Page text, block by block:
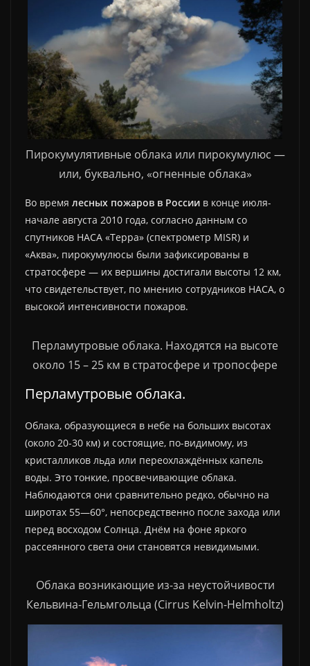
Пирокумулятивные облака или пирокумулюс —
или, буквально, «огненные облака»
Во время лесных пожаров в России в конце июля-
начале августа 2010 года, согласно данным со
спутников НАСА «Терра» (спектрометр MISR) и
«Аква», пирокумулюсы были зафиксированы в
стратосфере — их вершины достигали высоты 12 км,
что свидетельствует, по мнению сотрудников НАСА, о
высокой интенсивности пожаров.
Перламутровые облака. Находятся на высоте
около 15 – 25 км в стратосфере и тропосфере
Перламутровые облака.
Облака, образующиеся в небе на больших высотах
(около 20-30 км) и состоящие, по-видимому, из
кристалликов льда или переохлаждённых капель
воды. Это тонкие, просвечивающие облака.
Наблюдаются они сравнительно редко, обычно на
широтах 55—60°, непосредственно после захода или
перед восходом Солнца. Днём на фоне яркого
рассеянного света они становятся невидимыми.
Облака возникающие из-за неустойчивости
Кельвина-Гельмгольца (Cirrus Kelvin-Helmholtz)